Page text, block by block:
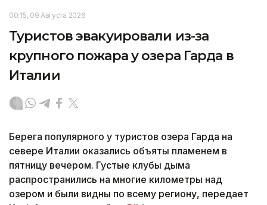
00:15, 09 Августа 2026
Туристов эвакуировали из-за
крупного пожара у озера Гарда в
Италии
Берега популярного у туристов озера Гарда на
севере Италии оказались объяты пламенем в
пятницу вечером. Густые клубы дыма
распространились на многие километры над
озером и были видны по всему региону, передает